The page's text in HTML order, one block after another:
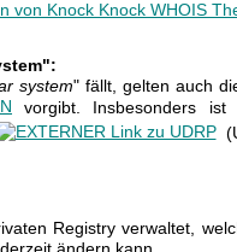
system" fällt, gelten auch
vorgibt. Insbesonders
Registry verwaltet,